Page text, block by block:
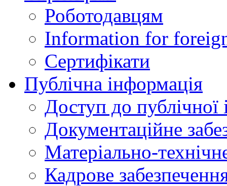
Роботодавцям
Information for
Сертифікати
Публічна інформація
Доступ до публічної
Документаційне
Матеріально-
Кадрове